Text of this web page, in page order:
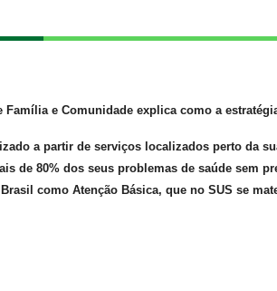
e Comunidade explica como a
a partir de serviços localizados perto da
de 80% dos seus problemas de saúde sem
como Atenção Básica, que no SUS se